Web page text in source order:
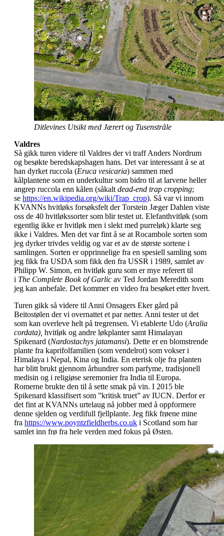
Ditlevines Utsikt med Jærert og Tusenstråle
Valdres
Så gikk turen videre til Valdres der vi traff Anders Nordrum
og besøkte beredskapshagen hans. Det var interessant å se at
han dyrket ruccola (Eruca vesicaria) sammen med
kålplantene som en underkultur som bidro til at larvene heller
angrep ruccola enn kålen (såkalt dead-end trap cropping;
se https://en.wikipedia.org/wiki/Trap_crop). Så var vi innom
KVANNs hvitløks forsøksfelt der Torstein Jæger Dahlen viste
oss de 40 hvitløkssorter som blir testet ut. Elefanthvitløk (som
egentlig ikke er hvitløk men i slekt med purreløk) klarte seg
ikke i Valdres. Men det var fint å se at Rocambole sorten som
jeg dyrker trivdes veldig og var et av de største sortene i
samlingen. Sorten er opprinnelige fra en spesiell samling som
jeg fikk fra USDA som fikk den fra USSR i 1989, samlet av
Philipp W. Simon, en hvitløk guru som er mye referert til
i The Complete Book of Garlic av Ted Jordan Meredith som
jeg kan anbefale. Det kommer en video fra besøket etter hvert.
Turen gikk så videre til Anni Onsagers Eker gård på
Beitostølen der vi overnattet et par netter. Anni tester ut det
som kan overleve helt på tregrensen. Vi etablerte Udo (Aralia
cordata), hvitløk og andre løkplanter samt Himalayan
Spikenard (Nardostachys jatamansi). Dette er en blomstrende
plante fra kaprifolfamilien (som vendelrot) som vokser i
Himalaya i Nepal, Kina og India. En eterisk olje fra planten
har blitt brukt gjennom århundrer som parfyme, tradisjonell
medisin og i religiøse seremonier fra India til Europa.
Romerne brukte den til å sette smak på vin. I 2015 ble
Spikenard klassifisert som ”kritisk truet” av IUCN. Derfor er
det fint at KVANNs urtelaug nå jobber med å oppformere
denne sjelden og verdifull fjellplante. Jeg fikk frøene mine
fra https://www.poyntzfieldherbs.co.uk i Scotland som har
samlet inn frø fra hele verden med fokus på Østen.